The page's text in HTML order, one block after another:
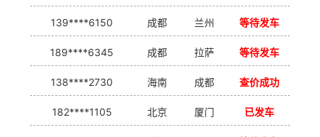
139****6150 成都 兰州 等待发车
189****6345 成都 拉萨 等待发车
138****2730 海南 成都 查价成功
182****1105 北京 厦门 已发车